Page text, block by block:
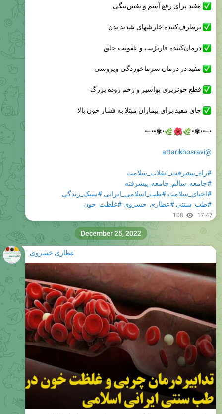
مفید برای رفع آسم و نفس‌تنگی
برطرف‌کننده خارشهای شدید بدن
درمان‌کننده فارنژیت و عفونت حلق
مفید در درمان سرماخوردگی ویروسی
قطع خونریزی بواسیر و زخم روده بزرگ
چای مفید برای بیماران مبتلا به فشار خون بالا
•┈••✾•
•✾••┈•
@attarikhosravi
#راه_پیشرفت_انقلاب_سلامت
#جامعه_سالم_جامعه_پیشرفته
#احیای_سلامت #طب_اسلامی_ایرانی #سبک_زندگی
#طب_سنتی #عطاری_خسروی #غلظت_خون
108 17:47
عطاری خسروی
December 25, 2022